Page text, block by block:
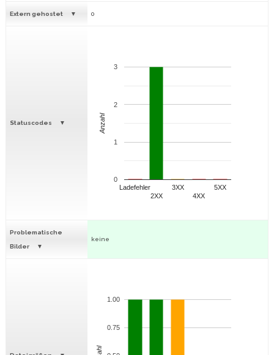
Extern gehostet 0
Statuscodes
Ladefehler
2XX
3XX
4XX
5XX
0
1
2
3
Anzahl
Problematische
Bilder
keine
0.75
1.00